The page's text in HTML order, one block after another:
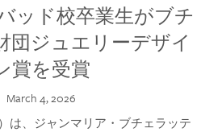
ッド校卒業生がブチ
団ジュエリーデザイ
賞を受賞
March 4, 2026
は、ジャンマリア・ブチェラッテ